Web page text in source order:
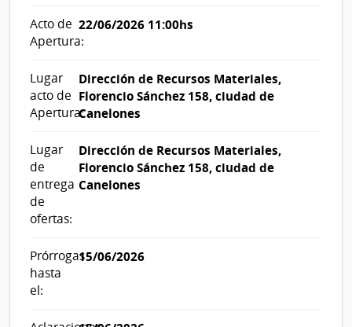
Acto de
Apertura:
22/06/2026 11:00hs
Lugar
acto de
Apertura:
Dirección de Recursos Materiales,
Florencio Sánchez 158, ciudad de
Canelones
Lugar
de
entrega
de
ofertas:
Dirección de Recursos Materiales,
Florencio Sánchez 158, ciudad de
Canelones
Prórrogas
hasta
el:
15/06/2026